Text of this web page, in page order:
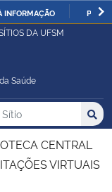
INFORMAÇÃO
DA UFSM
Saúde
no Sítio
CENTRAL
VIRTUAIS